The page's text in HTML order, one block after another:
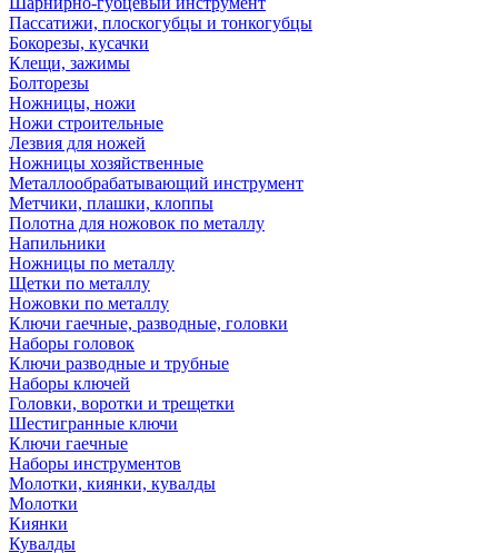
Пассатижи, плоскогубцы и тонкогубцы
Бокорезы, кусачки
Клещи, зажимы
Болторезы
Ножницы, ножи
Ножи строительные
Лезвия для ножей
Ножницы хозяйственные
Металлообрабатывающий инструмент
Метчики, плашки, клоппы
Полотна для ножовок по металлу
Напильники
Ножницы по металлу
Щетки по металлу
Ножовки по металлу
Ключи гаечные, разводные, головки
Наборы головок
Ключи разводные и трубные
Наборы ключей
Головки, воротки и трещетки
Шестигранные ключи
Ключи гаечные
Наборы инструментов
Молотки, киянки, кувалды
Молотки
Киянки
Кувалды